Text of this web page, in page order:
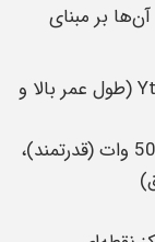
بر مبنای
Ytterbium pulsed fiber laser (طول عمر بالا و
30 وات (استاندارد)، 50 وات (قدرتمند)،